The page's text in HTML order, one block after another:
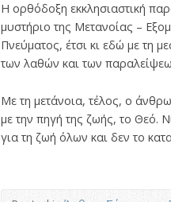
Η ορθόδοξη εκκλησιαστική
μυστήριο της Μετανοίας –
Πνεύματος, έτσι κι εδώ με τη
των λαθών και των
Με τη μετάνοια, τέλος, ο
με την πηγή της ζωής, το Θεό.
για τη ζωή όλων και δεν το